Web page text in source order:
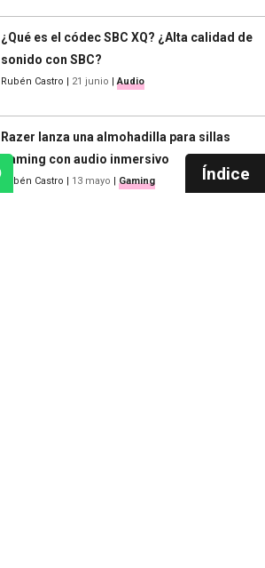
¿Qué es el códec SBC XQ? ¿Alta calidad de
sonido con SBC?
Rubén Castro | 21 junio | Audio
Razer lanza una almohadilla para sillas
gaming con audio inmersivo
Rubén Castro | 13 mayo | Gaming Índice